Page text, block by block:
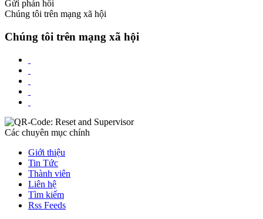
Gửi phản hồi
Chúng tôi trên mạng xã hội
Chúng tôi trên mạng xã hội
Các chuyên mục chính
Giới thiệu
Tin Tức
Thành viên
Liên hệ
Tìm kiếm
Rss Feeds